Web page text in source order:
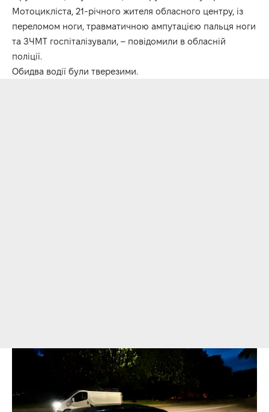
Мотоцикліста, 21-річного жителя обласного центру, із
переломом ноги, травматичною ампутацією пальця ноги
та ЗЧМТ госпіталізували, – повідомили в обласній
поліції.
Обидва водії були тверезими.